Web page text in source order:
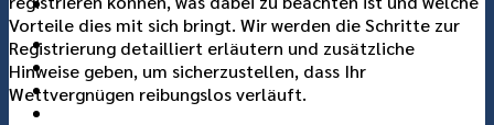
แกลอรี่
เกี่ยวกับเรา
ติดต่อเรา
Vorteile dies mit sich bringt. Wir werden die Schritte zur
Registrierung detailliert erläutern und zusätzliche
Hinweise geben, um sicherzustellen, dass Ihr
Wettvergnügen reibungslos verläuft.